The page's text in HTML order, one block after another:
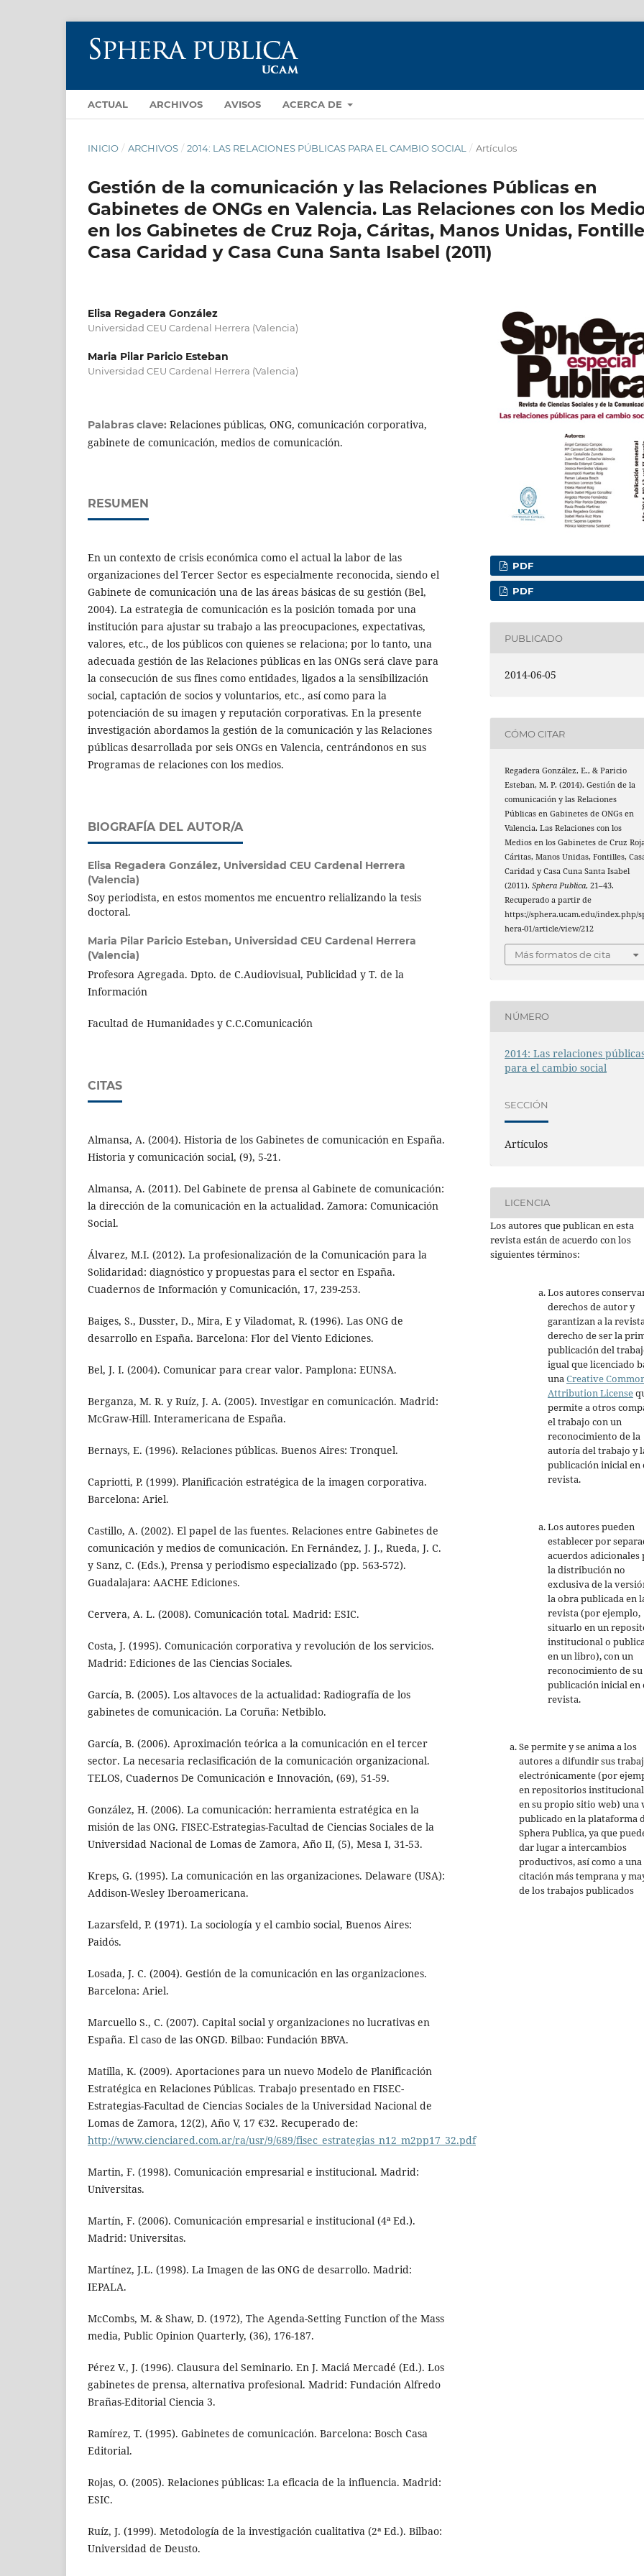
ACTUAL ARCHIVOS AVISOS ACERCA DE
INICIO / ARCHIVOS / 2014: LAS RELACIONES PÚBLICAS PARA EL CAMBIO SOCIAL / Artículos
Gestión de la comunicación y las Relaciones Públicas en
Gabinetes de ONGs en Valencia. Las Relaciones con los
en los Gabinetes de Cruz Roja, Cáritas, Manos Unidas,
Casa Caridad y Casa Cuna Santa Isabel (2011)
Elisa Regadera González
Universidad CEU Cardenal Herrera (Valencia)
Maria Pilar Paricio Esteban
Universidad CEU Cardenal Herrera (Valencia)
Palabras clave: Relaciones públicas, ONG, comunicación corporativa,
gabinete de comunicación, medios de comunicación.
RESUMEN
En un contexto de crisis económica como el actual la labor de las
organizaciones del Tercer Sector es especialmente reconocida, siendo el
Gabinete de comunicación una de las áreas básicas de su gestión (Bel,
2004). La estrategia de comunicación es la posición tomada por una
institución para ajustar su trabajo a las preocupaciones, expectativas,
valores, etc., de los públicos con quienes se relaciona; por lo tanto, una
adecuada gestión de las Relaciones públicas en las ONGs será clave para
la consecución de sus fines como entidades, ligados a la sensibilización
social, captación de socios y voluntarios, etc., así como para la
potenciación de su imagen y reputación corporativas. En la presente
investigación abordamos la gestión de la comunicación y las Relaciones
públicas desarrollada por seis ONGs en Valencia, centrándonos en sus
Programas de relaciones con los medios.
BIOGRAFÍA DEL AUTOR/A
Elisa Regadera González, Universidad CEU Cardenal Herrera
(Valencia)
Soy periodista, en estos momentos me encuentro relializando la tesis
doctoral.
Maria Pilar Paricio Esteban, Universidad CEU Cardenal Herrera
(Valencia)
Profesora Agregada. Dpto. de C.Audiovisual, Publicidad y T. de la
Información
Facultad de Humanidades y C.C.Comunicación
CITAS
Almansa, A. (2004). Historia de los Gabinetes de comunicación en España.
Historia y comunicación social, (9), 5-21.
Almansa, A. (2011). Del Gabinete de prensa al Gabinete de comunicación:
la dirección de la comunicación en la actualidad. Zamora: Comunicación
Social.
Álvarez, M.I. (2012). La profesionalización de la Comunicación para la
Solidaridad: diagnóstico y propuestas para el sector en España.
Cuadernos de Información y Comunicación, 17, 239-253.
Baiges, S., Dusster, D., Mira, E y Viladomat, R. (1996). Las ONG de
desarrollo en España. Barcelona: Flor del Viento Ediciones.
Bel, J. I. (2004). Comunicar para crear valor. Pamplona: EUNSA.
Berganza, M. R. y Ruíz, J. A. (2005). Investigar en comunicación. Madrid:
McGraw-Hill. Interamericana de España.
Bernays, E. (1996). Relaciones públicas. Buenos Aires: Tronquel.
Capriotti, P. (1999). Planificación estratégica de la imagen corporativa.
Barcelona: Ariel.
Castillo, A. (2002). El papel de las fuentes. Relaciones entre Gabinetes de
comunicación y medios de comunicación. En Fernández, J. J., Rueda, J. C.
y Sanz, C. (Eds.), Prensa y periodismo especializado (pp. 563-572).
Guadalajara: AACHE Ediciones.
Cervera, A. L. (2008). Comunicación total. Madrid: ESIC.
Costa, J. (1995). Comunicación corporativa y revolución de los servicios.
Madrid: Ediciones de las Ciencias Sociales.
García, B. (2005). Los altavoces de la actualidad: Radiografía de los
gabinetes de comunicación. La Coruña: Netbiblo.
García, B. (2006). Aproximación teórica a la comunicación en el tercer
sector. La necesaria reclasificación de la comunicación organizacional.
TELOS, Cuadernos De Comunicación e Innovación, (69), 51-59.
González, H. (2006). La comunicación: herramienta estratégica en la
misión de las ONG. FISEC-Estrategias-Facultad de Ciencias Sociales de la
Universidad Nacional de Lomas de Zamora, Año II, (5), Mesa I, 31-53.
Kreps, G. (1995). La comunicación en las organizaciones. Delaware (USA):
Addison-Wesley Iberoamericana.
Lazarsfeld, P. (1971). La sociología y el cambio social, Buenos Aires:
Paidós.
Losada, J. C. (2004). Gestión de la comunicación en las organizaciones.
Barcelona: Ariel.
Marcuello S., C. (2007). Capital social y organizaciones no lucrativas en
España. El caso de las ONGD. Bilbao: Fundación BBVA.
Matilla, K. (2009). Aportaciones para un nuevo Modelo de Planificación
Estratégica en Relaciones Públicas. Trabajo presentado en FISEC-
Estrategias-Facultad de Ciencias Sociales de la Universidad Nacional de
Lomas de Zamora, 12(2), Año V, 17 €32. Recuperado de:
http://www.cienciared.com.ar/ra/usr/9/689/fisec_estrategias_n12_m2pp17_32.pdf
Martin, F. (1998). Comunicación empresarial e institucional. Madrid:
Universitas.
Martín, F. (2006). Comunicación empresarial e institucional (4ª Ed.).
Madrid: Universitas.
Martínez, J.L. (1998). La Imagen de las ONG de desarrollo. Madrid:
IEPALA.
McCombs, M. & Shaw, D. (1972), The Agenda-Setting Function of the Mass
media, Public Opinion Quarterly, (36), 176-187.
Pérez V., J. (1996). Clausura del Seminario. En J. Maciá Mercadé (Ed.). Los
gabinetes de prensa, alternativa profesional. Madrid: Fundación Alfredo
Brañas-Editorial Ciencia 3.
Ramírez, T. (1995). Gabinetes de comunicación. Barcelona: Bosch Casa
Editorial.
Rojas, O. (2005). Relaciones públicas: La eficacia de la influencia. Madrid:
ESIC.
Ruíz, J. (1999). Metodología de la investigación cualitativa (2ª Ed.). Bilbao:
Universidad de Deusto.
PDF
PDF
PUBLICADO
2014-06-05
CÓMO CITAR
Regadera González, E., & Paricio
Esteban, M. P. (2014). Gestión de la
comunicación y las Relaciones
Públicas en Gabinetes de ONGs en
Valencia. Las Relaciones con los
Medios en los Gabinetes de Cruz
Cáritas, Manos Unidas, Fontilles,
Caridad y Casa Cuna Santa Isabel
(2011).Sphera Publica, 21–43.
Recuperado a partir de
https://sphera.ucam.edu/index.php/
hera-01/article/view/212
Más formatos de cita
NÚMERO
2014: Las relaciones
para el cambio social
SECCIÓN
Artículos
LICENCIA
Los autores que publican en esta
revista están de acuerdo con los
siguientes términos:
Los autores
derechos de autor y
garantizan a la
derecho de ser la
publicación del
igual que licenciado
unaCreative
Attribution License
permite a otros
el trabajo con un
reconocimiento de la
autoría del trabajo y
publicación inicial en
revista.
Los autores pueden
establecer por
acuerdos adicionales
la distribución no
exclusiva de la
la obra publicada en
revista (por ejemplo,
situarlo en un
institucional o
en un libro), con un
reconocimiento de su
publicación inicial en
revista.
Se permite y se anima a los
autores a difundir sus
electrónicamente (por
en repositorios
en su propio sitio web) una
publicado en la plataforma
Sphera Publica, ya que
dar lugar a intercambios
productivos, así como a una
citación más temprana y
de los trabajos publicados